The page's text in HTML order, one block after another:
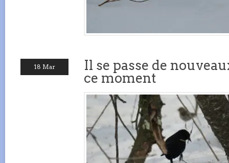
18 Mar
Il se passe de
ce moment